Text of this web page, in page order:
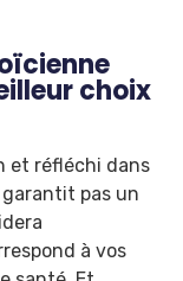
choix
et réfléchi dans
pas un
à vos